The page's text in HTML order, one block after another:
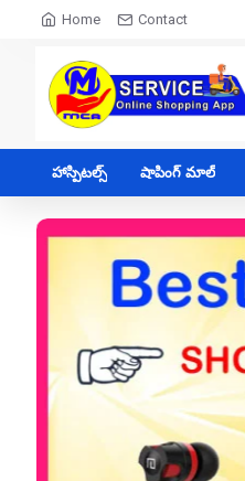
Home Contact
హాస్పిటల్స్ షాపింగ్ మాల్